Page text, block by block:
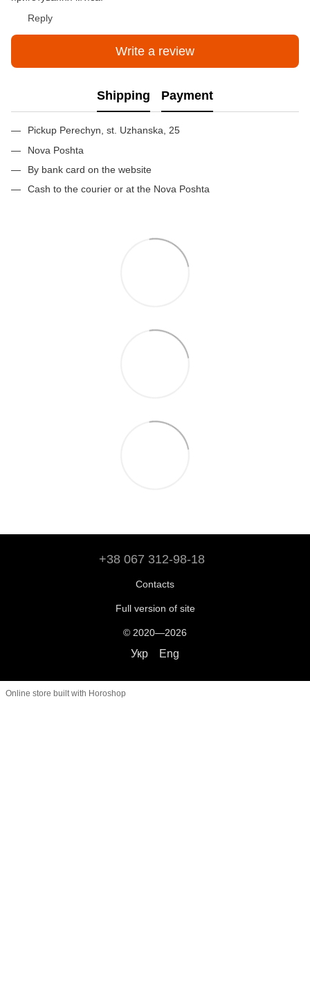
Reply
Write a review
Shipping Payment
Pickup Perechyn, st. Uzhanska, 25
Nova Poshta
By bank card on the website
Cash to the courier or at the Nova Poshta
+38 067 312-98-18
Contacts
Full version of site
© 2020—2026
Укр Eng
Online store built with Horoshop